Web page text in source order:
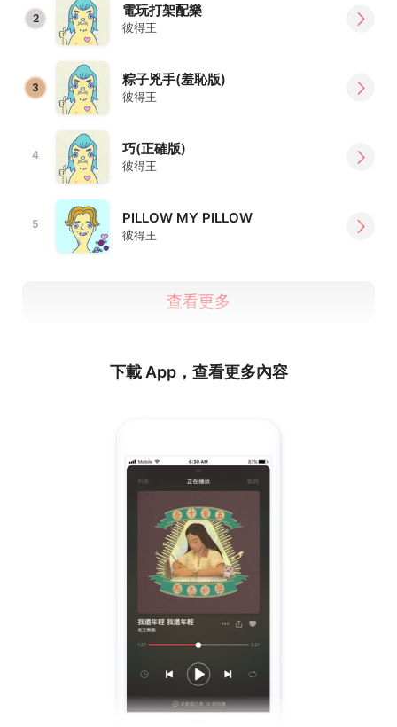
2 電玩打架配樂
彼得王
3 粽子兇手(羞恥版)
彼得王
4 巧(正確版)
彼得王
5 PILLOW MY PILLOW
彼得王
查看更多
下載 App，查看更多內容